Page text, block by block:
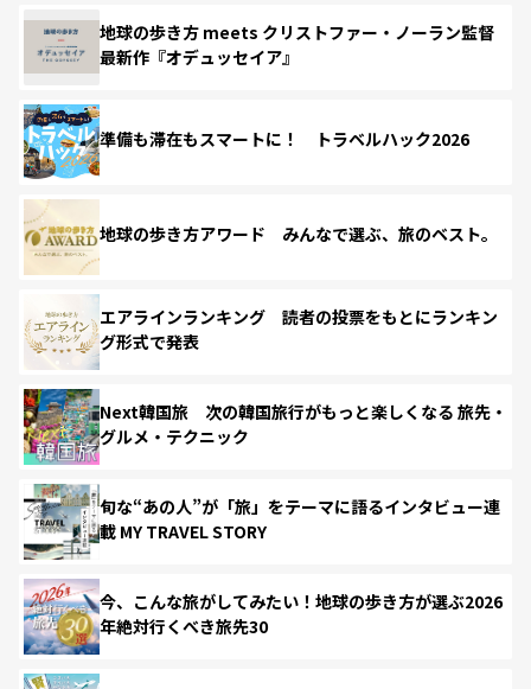
地球の歩き方 meets クリストファー・ノーラン監督
最新作『オデュッセイア』
準備も滞在もスマートに！ トラベルハック2026
地球の歩き方アワード みんなで選ぶ、旅のベスト。
エアラインランキング 読者の投票をもとにランキン
グ形式で発表
Next韓国旅 次の韓国旅行がもっと楽しくなる 旅先・
グルメ・テクニック
旬な“あの人”が「旅」をテーマに語るインタビュー連
載 MY TRAVEL STORY
今、こんな旅がしてみたい！地球の歩き方が選ぶ2026
年絶対行くべき旅先30